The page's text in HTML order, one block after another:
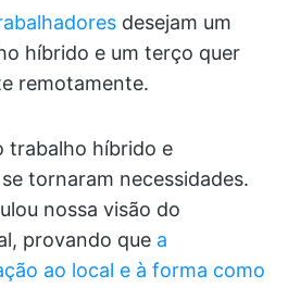
desejam um
híbrido e um terço quer
remotamente.
trabalho híbrido e
tornaram necessidades.
nossa visão do
provando que a
ao local e à forma como